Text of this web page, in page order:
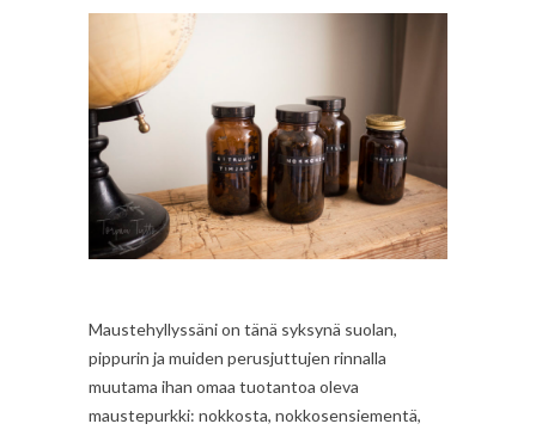
Maustehyllyssäni on tänä syksynä suolan,
pippurin ja muiden perusjuttujen rinnalla
muutama ihan omaa tuotantoa oleva
maustepurkki: nokkosta, nokkosensiementä,